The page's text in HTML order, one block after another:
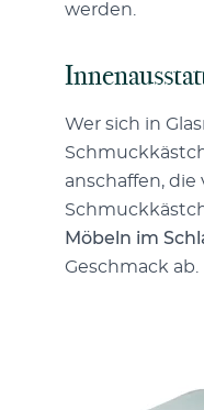
werden.
Wer sich in
anschaffen,
Möbeln im
Geschmack ab.